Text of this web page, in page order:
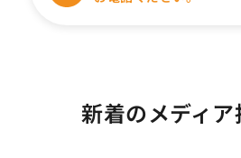
新着のメディ